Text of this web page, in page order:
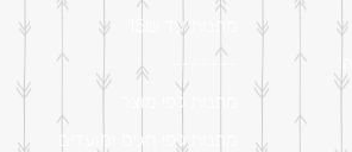
מתנות עד 15₪
-------
מתנות לפי מוצר
מתנות לפי חגים ומועדים